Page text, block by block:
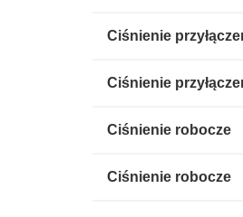
Ciśnienie
Ciśnienie
Ciśnienie robocze
Ciśnienie robocze